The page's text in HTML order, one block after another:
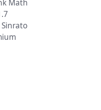
Math
Sinrato